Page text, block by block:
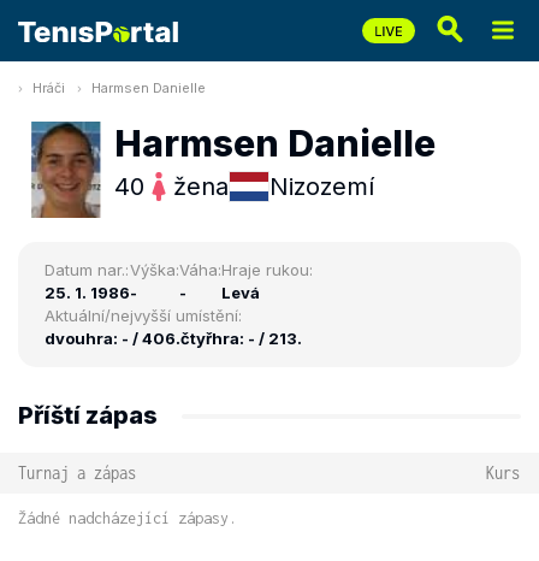
Hráči Harmsen Danielle
Harmsen Danielle
40 žena Nizozemí
Datum nar.:
25. 1. 1986
Výška:
-
Váha:
-
Hraje rukou:
Levá
Aktuální/nejvyšší umístění:
dvouhra: - / 406.čtyřhra: - / 213.
Příští zápas
Turnaj a zápas Kurs
Žádné nadcházející zápasy.